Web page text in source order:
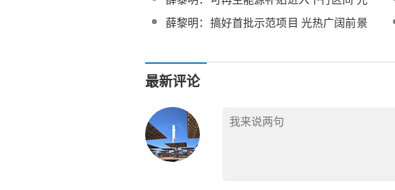
热将迎行业洗牌
薛黎明：搞好首批示范项目 光热广阔前景
最新评论